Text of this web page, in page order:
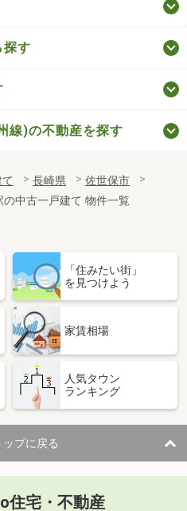
探す
線)の不動産を探す
長崎県
佐世保市
の中古一戸建て 物件一覧
「住みたい街」
を見つけよう
家賃相場
人気タウン
ランキング
プに戻る
住宅・不動産